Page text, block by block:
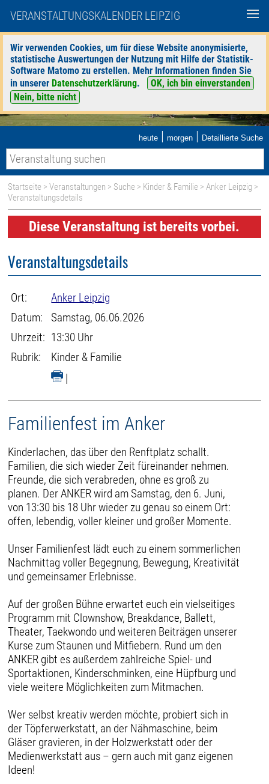
VERANSTALTUNGSKALENDER LEIPZIG
Wir verwenden Cookies, um für diese Website anonymisierte,
statistische Auswertungen der Nutzung mit Hilfe der Statistik-
Software Matomo zu erstellen. Mehr Informationen finden Sie
in unserer Datenschutzerklärung.
OK, ich bin einverstanden
Nein, bitte nicht
heute | morgen | Detaillierte Suche
Startseite >Veranstaltungen > Suche > Kinder & Familie >Anker Leipzig >
Veranstaltungsdetails
Diese Veranstaltung ist bereits vorbei.
Veranstaltungsdetails
Ort:
Anker Leipzig
Datum:
Samstag, 06.06.2026
Uhrzeit: 13:30 Uhr
Rubrik:
Kinder & Familie
|
Familienfest im Anker
Kinderlachen, das über den Renftplatz schallt.
Familien, die sich wieder Zeit füreinander nehmen.
Freunde, die sich verabreden, ohne es groß zu
planen. Der ANKER wird am Samstag, den 6. Juni,
von 13:30 bis 18 Uhr wieder zu genau so einem Ort:
offen, lebendig, voller kleiner und großer Momente.
Unser Familienfest lädt euch zu einem sommerlichen
Nachmittag voller Begegnung, Bewegung, Kreativität
und gemeinsamer Erlebnisse.
Auf der großen Bühne erwartet euch ein vielseitiges
Programm mit Clownshow, Breakdance, Ballett,
Theater, Taekwondo und weiteren Beiträgen unserer
Kurse zum Staunen und Mitfiebern. Rund um den
ANKER gibt es außerdem zahlreiche Spiel- und
Sportaktionen, Kinderschminken, eine Hüpfburg und
viele weitere Möglichkeiten zum Mitmachen.
Wer selbst kreativ werden möchte, probiert sich in
der Töpferwerkstatt, an der Nähmaschine, beim
Gläser gravieren, in der Holzwerkstatt oder der
Medienwerkstatt aus – gern auch mit ganz eigenen
Ideen!